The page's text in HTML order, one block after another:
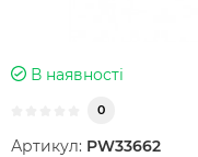
В наявності
0
Артикул: PW33662